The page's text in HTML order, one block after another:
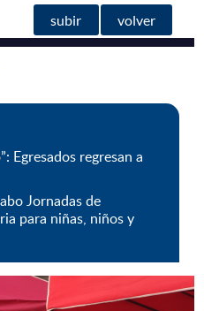
subir volver
Egresados regresan a
Jornadas de
para niñas, niños y